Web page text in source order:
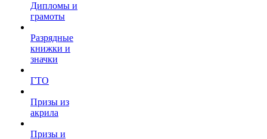
Дипломы и
грамоты
Разрядные
книжки и
значки
ГТО
Призы из
акрила
Призы и